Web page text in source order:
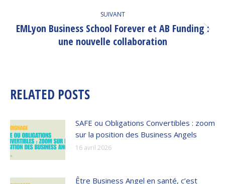
SUIVANT
Article
suivant
EMLyon Business School Forever et AB Funding :
une nouvelle collaboration
RELATED POSTS
SAFE ou Obligations Convertibles : zoom
sur la position des Business Angels
16 avril 2026
Être Business Angel en santé, c’est